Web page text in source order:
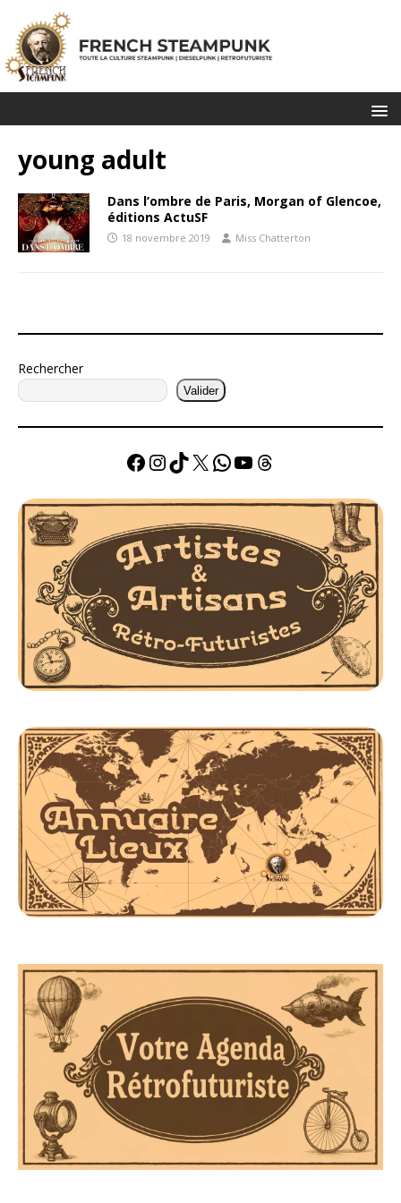
young adult
Dans l’ombre de Paris, Morgan of Glencoe,
éditions ActuSF
18 novembre 2019 Miss Chatterton
Rechercher
Valider